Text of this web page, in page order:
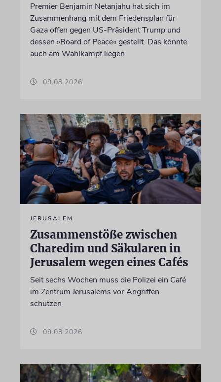
Premier Benjamin Netanjahu hat sich im
Zusammenhang mit dem Friedensplan für
Gaza offen gegen US-Präsident Trump und
dessen »Board of Peace« gestellt. Das könnte
auch am Wahlkampf liegen
09.08.2026
JERUSALEM
Zusammenstöße zwischen
Charedim und Säkularen in
Jerusalem wegen eines Cafés
Seit sechs Wochen muss die Polizei ein Café
im Zentrum Jerusalems vor Angriffen
schützen
09.08.2026